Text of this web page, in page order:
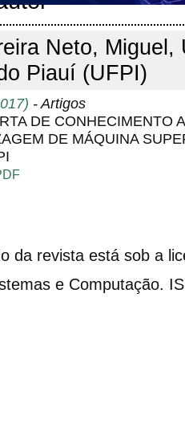
Neto, Miguel,
Piauí (UFPI)
- Artigos
DE CONHECIMENTO
DE MÁQUINA
da revista está sob a
e Computação.